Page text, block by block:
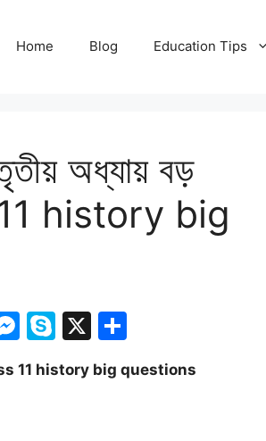
Home Blog Education Tips
অধ্যায় বড়
history big
M
e
s
S
y
X S
ar
class 11 history big questions